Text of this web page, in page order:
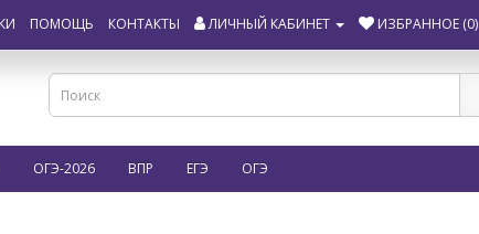
ПОМОЩЬ КОНТАКТЫ ЛИЧНЫЙ КАБИНЕТ ИЗБРАННОЕ (0)
ОГЭ-2026 ВПР ЕГЭ ОГЭ